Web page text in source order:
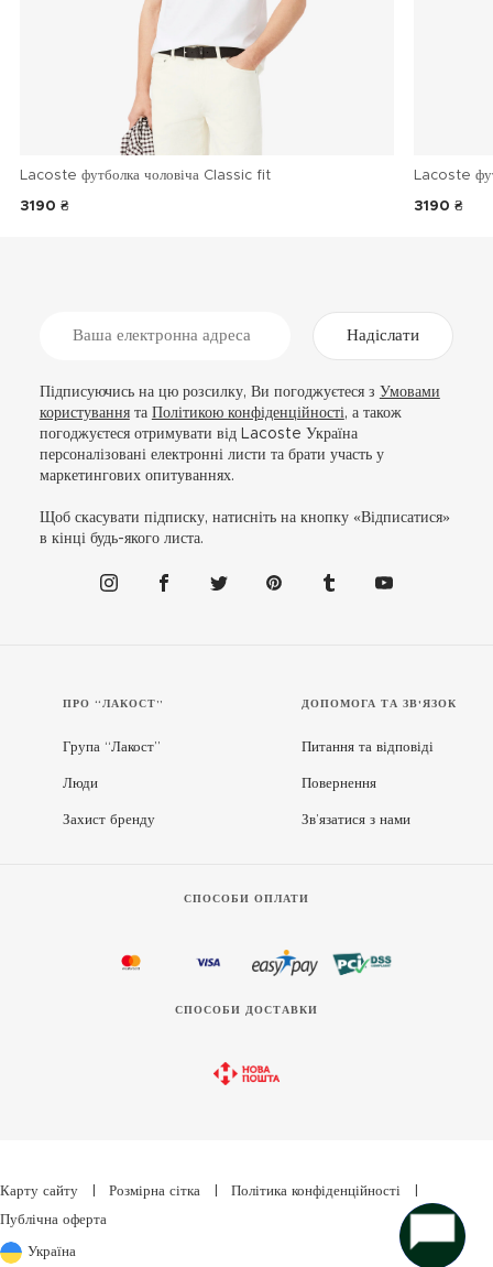
Lacoste футболка чоловіча Classic fit
3190 ₴
Lacoste
3190 ₴
Надіслати
Підписуючись на цю розсилку, Ви погоджуєтеся з Умовами
користуваннята Політикою конфіденційності, а також
погоджуєтеся отримувати від Lacoste Україна
персоналізовані електронні листи та брати участь у
маркетингових опитуваннях.
Щоб скасувати підписку, натисніть на кнопку «Відписатися»
в кінці будь-якого листа.
ПРО “ЛАКОСТ”
Група “Лакост”
Люди
Захист бренду
ДОПОМОГА ТА ЗВ'ЯЗОК
Питання та відповіді
Повернення
Зв’язатися з нами
СПОСОБИ ОПЛАТИ
СПОСОБИ ДОСТАВКИ
Карту сайту Розмірна сітка Політика конфіденційності
Публічна оферта
Україна